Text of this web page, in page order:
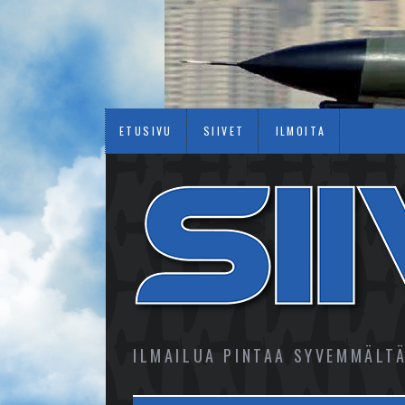
ETUSIVU SIIVET ILMOITA
ILMAILUA PINTAA